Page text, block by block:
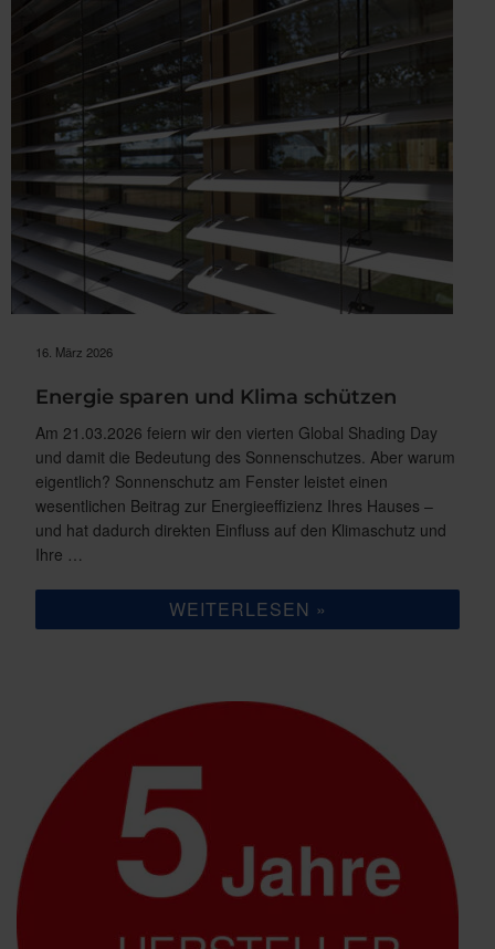
REISVORTEILE F
ÜR W
AREMA K
ASSETTEN-M
ARKISEN“
16. März 2026
Energie sparen und Klima schützen
Am 21.03.2026 feiern wir den vierten Global Shading Day
und damit die Bedeutung des Sonnenschutzes. Aber warum
eigentlich? Sonnenschutz am Fenster leistet einen
wesentlichen Beitrag zur Energieeffizienz Ihres Hauses –
und hat dadurch direkten Einfluss auf den Klimaschutz und
Ihre …
„ENERGIE
SPAREN
WEITERLESEN